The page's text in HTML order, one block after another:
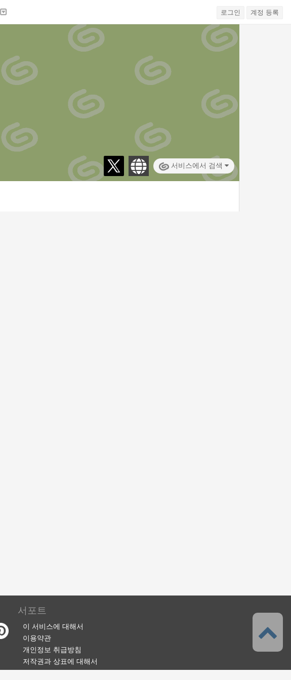
로그인 계정 등록
서비스에서 검색
서포트
이 서비스에 대해서
이용약관
개인정보 취급방침
저작권과 상표에 대해서